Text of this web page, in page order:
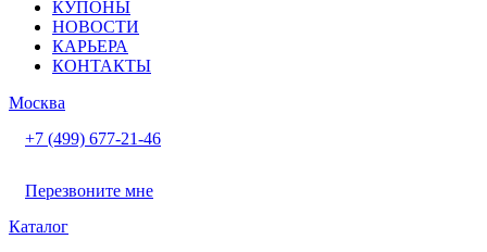
КУПОНЫ
НОВОСТИ
КАРЬЕРА
КОНТАКТЫ
Москва
+7 (499) 677-21-46
Перезвоните мне
Каталог